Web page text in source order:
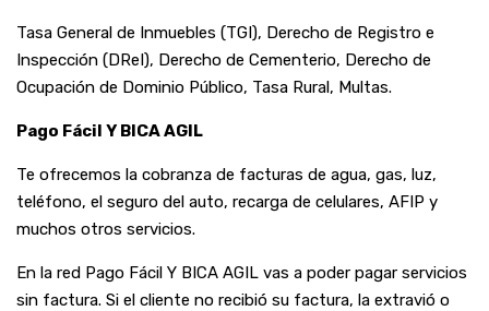
Tasa General de Inmuebles (TGI), Derecho de Registro e
Inspección (DReI), Derecho de Cementerio, Derecho de
Ocupación de Dominio Público, Tasa Rural, Multas.
Pago Fácil Y BICA AGIL
Te ofrecemos la cobranza de facturas de agua, gas, luz,
teléfono, el seguro del auto, recarga de celulares, AFIP y
muchos otros servicios.
En la red Pago Fácil Y BICA AGIL vas a poder pagar servicios
sin factura. Si el cliente no recibió su factura, la extravió o